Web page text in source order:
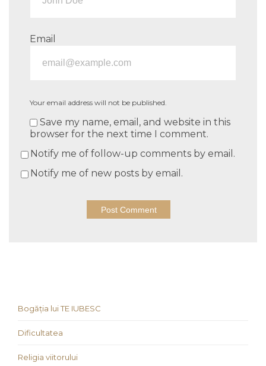
Email
Your email address will not be published.
Save my name, email, and website in this
browser for the next time I comment.
Notify me of follow-up comments by email.
Notify me of new posts by email.
Bogăția lui TE IUBESC
Dificultatea
Religia viitorului